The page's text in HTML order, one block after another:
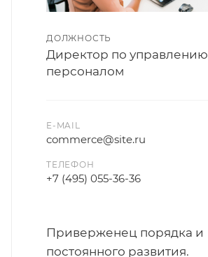
ДОЛЖНОСТЬ
Директор по управлению
персоналом
E-MAIL
commerce@site.ru
ТЕЛЕФОН
+7 (495) 055-36-36
Приверженец порядка и
постоянного развития.